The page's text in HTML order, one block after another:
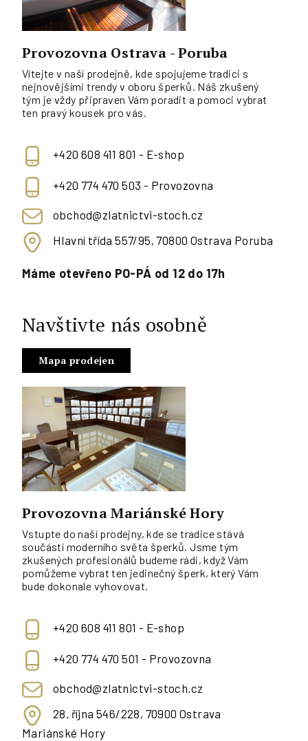
Provozovna Ostrava - Poruba
Vítejte v naší prodejně, kde spojujeme tradici s
nejnovějšími trendy v oboru šperků. Náš zkušený
tým je vždy připraven Vám poradit a pomoci vybrat
ten pravý kousek pro vás.
+420 608 411 801 - E-shop
+420 774 470 503 - Provozovna
obchod@zlatnictvi-stoch.cz
Hlavní třída 557/95, 70800 Ostrava Poruba
Máme otevřeno PO-PÁ od 12 do 17h
Navštivte nás osobně
Mapa prodejen
Provozovna Mariánské Hory
Vstupte do naší prodejny, kde se tradice stává
součástí moderního světa šperků. Jsme tým
zkušených profesionálů budeme rádi, když Vám
pomůžeme vybrat ten jedinečný šperk, který Vám
bude dokonale vyhovovat.
+420 608 411 801 - E-shop
+420 774 470 501 - Provozovna
obchod@zlatnictvi-stoch.cz
28. října 546/228, 70900 Ostrava
Mariánské Hory